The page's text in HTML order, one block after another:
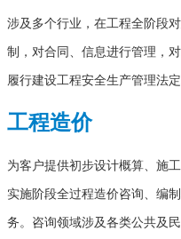
涉及多个行业，在工程全阶段
制，对合同、信息进行管理，
履行建设工程安全生产管理法定
工程造价
为客户提供初步设计概算、施
实施阶段全过程造价咨询、编
务。咨询领域涉及各类公共及民